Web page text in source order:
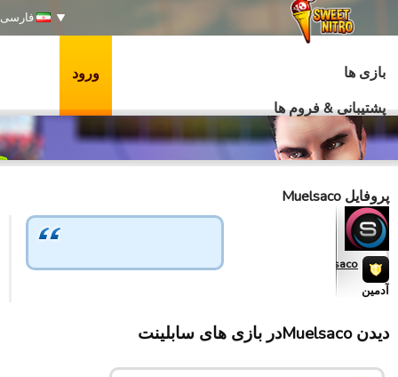
فارسی
بازی ها
پشتیبانی & فروم ها
ورود
پروفایل Muelsaco
Muelsaco
آدمین
دیدن Muelsacoدر بازی های سابلینت